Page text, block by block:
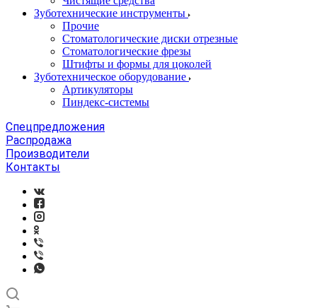
Зуботехнические инструменты
Прочие
Стоматологические диски отрезные
Стоматологические фрезы
Штифты и формы для цоколей
Зуботехническое оборудование
Артикуляторы
Пиндекс-системы
Спецпредложения
Распродажа
Производители
Контакты